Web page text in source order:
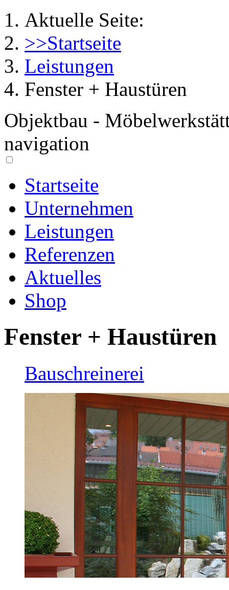
Aktuelle Seite:
>>Startseite
Leistungen
Fenster + Haustüren
Objektbau -
navigation
Startseite
Unternehmen
Leistungen
Referenzen
Aktuelles
Shop
Fenster + Haustüren
Bauschreinerei